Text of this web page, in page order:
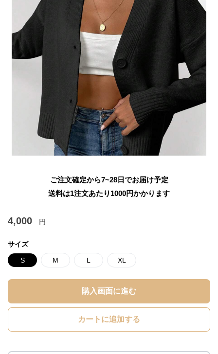
ご注文確定から7~28日でお届け予定
送料は1注文あたり 1000円かかります
4,000 円
サイズ
S M L XL
購入画面に進む
カートに追加する